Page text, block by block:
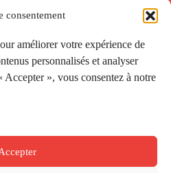
consentement
améliorer votre expérience de
personnalisés et analyser
», vous consentez à notre